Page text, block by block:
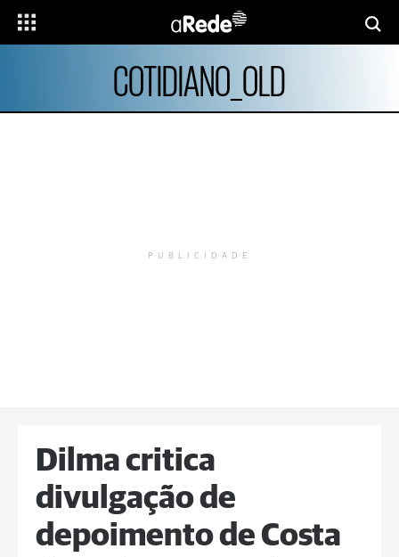
COTIDIANO_OLD
PUBLICIDADE
Dilma critica
divulgação de
depoimento de Costa